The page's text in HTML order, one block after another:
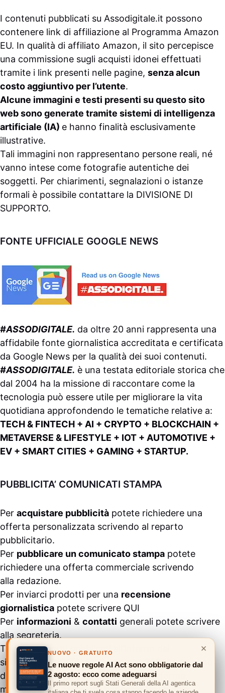
I contenuti pubblicati su Assodigitale.it possono
contenere link di affiliazione al Programma Amazon
EU. In qualità di affiliato Amazon, il sito percepisce
una commissione sugli acquisti idonei effettuati
tramite i link presenti nelle pagine, senza alcun
costo aggiuntivo per l’utente.
Alcune immagini e testi presenti su questo sito
web sono generate tramite sistemi di intelligenza
artificiale (IA) e hanno finalità esclusivamente
illustrative.
Tali immagini non rappresentano persone reali, né
vanno intese come fotografie autentiche dei
soggetti. Per chiarimenti, segnalazioni o istanze
formali è possibile contattare la DIVISIONE DI
SUPPORTO.
FONTE UFFICIALE GOOGLE NEWS
#ASSODIGITALE. da oltre 20 anni rappresenta una
affidabile fonte giornalistica accreditata e certificata
da Google News per la qualità dei suoi contenuti.
#ASSODIGITALE. è una testata editoriale storica che
dal 2004 ha la missione di raccontare come la
tecnologia può essere utile per migliorare la vita
quotidiana approfondendo le tematiche relative a:
TECH & FINTECH + AI + CRYPTO + BLOCKCHAIN +
METAVERSE & LIFESTYLE + IOT + AUTOMOTIVE +
EV + SMART CITIES + GAMING + STARTUP.
PUBBLICITA’ COMUNICATI STAMPA
Per acquistare pubblicità potete richiedere una
offerta personalizzata scrivendo al reparto
pubblicitario.
Per pubblicare un comunicato stampa potete
richiedere una offerta commerciale scrivendo
alla redazione.
Per inviarci prodotti per una recensione
giornalistica potete scrivere QUI
Per informazioni & contatti generali potete scrivere
allasegreteria.
Tutti i contenuti pubblicati all’interno del
sito #ASSODIGITALE.“Copyright 2024” non sono
duplicabili e/o riproducibili in nessuna forma,
ma possono essere citati inserendo un link
×
NUOVO · GRATUITO
Le nuove regole AI Act sono obbligatorie dal
2 agosto: ecco come adeguarsi
Il primo report sugli Stati Generali della AI agentica